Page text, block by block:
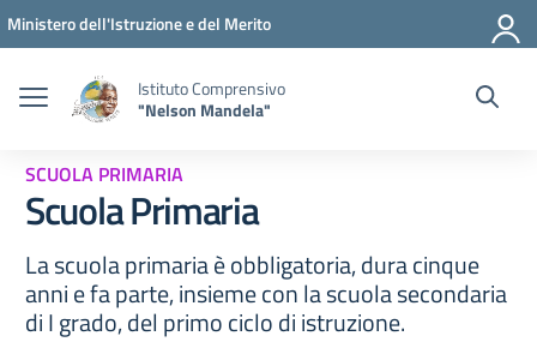
Vai ai contenuti
Vai al menu di navigazione
Vai al footer
Ministero dell'Istruzione e del Merito
Istituto Comprensivo
"Nelson Mandela"
SCUOLA PRIMARIA
Scuola Primaria
La scuola primaria è obbligatoria, dura cinque
anni e fa parte, insieme con la scuola secondaria
di I grado, del primo ciclo di istruzione.